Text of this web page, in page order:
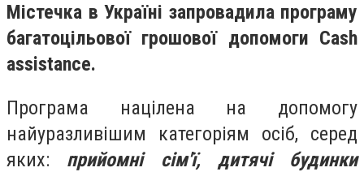
Містечка в Україні запровадила програму
багатоцільової грошової допомоги Cash
assistance.
Програма націлена на допомогу
найуразливішим категоріям осіб, серед
яких: прийомні сім'ї, дитячі будинки